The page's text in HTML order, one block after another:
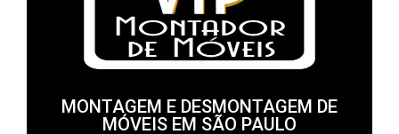
MONTAGEM E DESMONTAGEM DE
MÓVEIS EM SÃO PAULO